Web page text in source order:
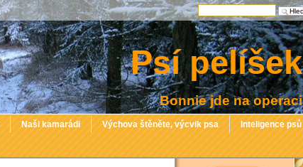
Psí pelíšek
Bonnie jde na operaci
Naši kamarádi Výchova štěněte, výcvik psa
Inteligence psů